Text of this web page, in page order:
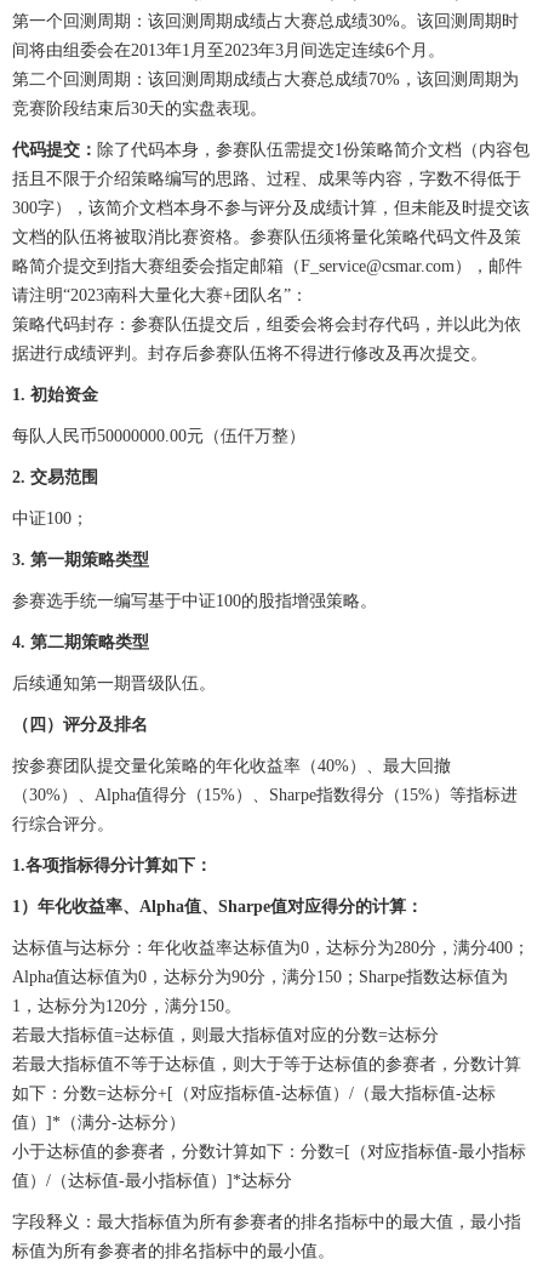
第一个回测周期：该回测周期成绩占大赛总成绩30%。该回测周期时
间将由组委会在2013年1月至2023年3月间选定连续6个月。
第二个回测周期：该回测周期成绩占大赛总成绩70%，该回测周期为
竞赛阶段结束后30天的实盘表现。
代码提交： 除了代码本身，参赛队伍需提交1份策略简介文档（内容包
括且不限于介绍策略编写的思路、过程、成果等内容，字数不得低于
300字），该简介文档本身不参与评分及成绩计算，但未能及时提交该
文档的队伍将被取消比赛资格。参赛队伍须将量化策略代码文件及策
略简介提交到指大赛组委会指定邮箱（F_service@csmar.com），邮件
请注明“2023南科大量化大赛+团队名”：
策略代码封存：参赛队伍提交后，组委会将会封存代码，并以此为依
据进行成绩评判。封存后参赛队伍将不得进行修改及再次提交。
1. 初始资金
每队人民币50000000.00元（伍仟万整）
2. 交易范围
中证100；
3. 第一期策略类型
参赛选手统一编写基于中证100的股指增强策略。
4. 第二期策略类型
后续通知第一期晋级队伍。
（四）评分及排名
按参赛团队提交量化策略的年化收益率（40%）、最大回撤
（30%）、Alpha值得分（15%）、Sharpe指数得分（15%）等指标进
行综合评分。
1.各项指标得分计算如下：
1）年化收益率、Alpha值、Sharpe值对应得分的计算：
达标值与达标分：年化收益率达标值为0，达标分为280分，满分400；
Alpha值达标值为0，达标分为90分，满分150；Sharpe指数达标值为
1，达标分为120分，满分150。
若最大指标值=达标值，则最大指标值对应的分数=达标分
若最大指标值不等于达标值，则大于等于达标值的参赛者，分数计算
如下：分数=达标分+[（对应指标值-达标值）/（最大指标值-达标
值）]*（满分-达标分）
小于达标值的参赛者，分数计算如下：分数=[（对应指标值-最小指标
值）/（达标值-最小指标值）]*达标分
字段释义：最大指标值为所有参赛者的排名指标中的最大值，最小指
标值为所有参赛者的排名指标中的最小值。